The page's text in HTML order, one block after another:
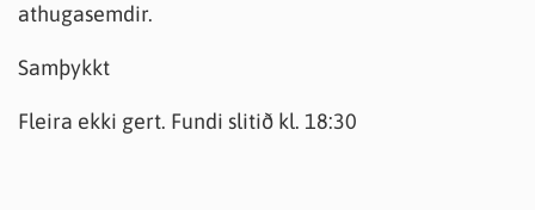
athugasemdir.
Samþykkt
Fleira ekki gert. Fundi slitið kl. 18:30